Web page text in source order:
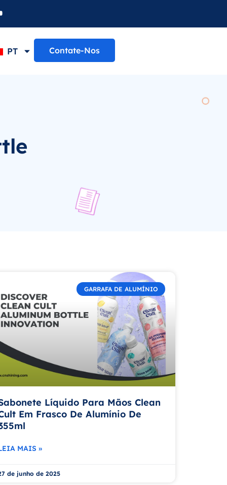
PT Contate-Nos
GARRAFA DE ALUMÍNIO
Líquido Para Mãos Clean
Em Frasco De Alumínio De
MAIS »
de junho de 2025